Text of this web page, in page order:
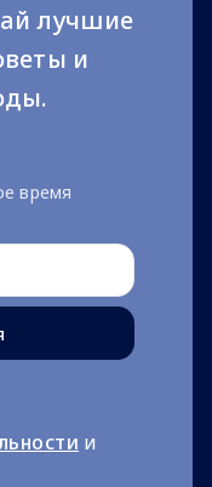
лучшие
и
время
и